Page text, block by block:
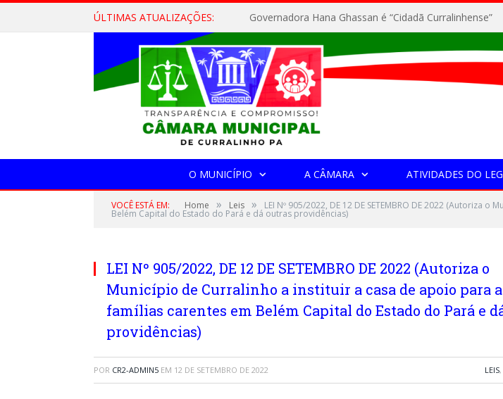
ÚLTIMAS ATUALIZAÇÕES: Governadora Hana Ghassan é “Cidadã Curralinhense”
O MUNICÍPIO A CÂMARA ATIVIDADES DO
VOCÊ ESTÁ EM: Home » Leis » LEI Nº 905/2022, DE 12 DE SETEMBRO DE 2022
Belém Capital do Estado do Pará e dá outras providências)
LEI Nº 905/2022, DE 12 DE SETEMBRO DE 2022 (Autoriza o
Município de Curralinho a instituir a casa de apoio para
famílias carentes em Belém Capital do Estado do Pará e
providências)
POR CR2-ADMIN5 EM 12 DE SETEMBRO DE 2022 LEIS,